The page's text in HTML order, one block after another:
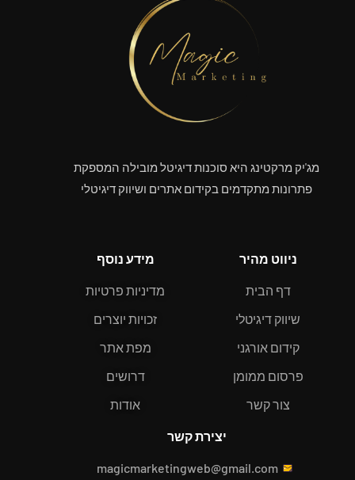
מג'יק מרקטינג היא סוכנות דיגיטל מובילה המספקת
פתרונות מתקדמים בקידום אתרים ושיווק דיגיטלי
ניווט מהיר
דף הבית
שיווק דיגיטלי
קידום אורגני
פרסום ממומן
צור קשר
מידע נוסף
מדיניות פרטיות
זכויות יוצרים
מפת אתר
דרושים
אודות
יצירת קשר
magicmarketingweb@gmail.com